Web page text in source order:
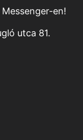
en!
utca 81.